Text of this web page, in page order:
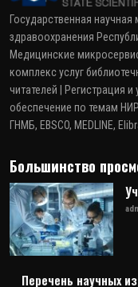
Государственная
здравоохранения
Медицинские
комплекс услуг
читателей | Регистрация
обеспечение по темам
ГНМБ, EBSCO, MEDLINE,
Большинство
Перечень научных